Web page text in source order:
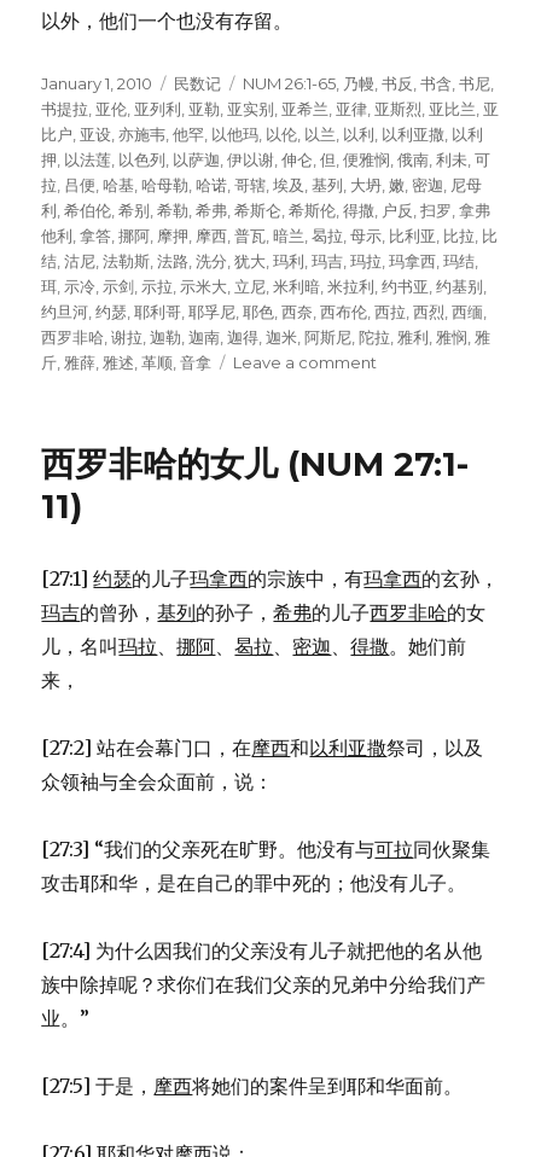
以外，他们一个也没有存留。
Posted
on
January 1, 2010 Categories
民数记 Tags
NUM 26:1-65 乃幔 ,书反 ,书含 ,书尼
书提拉 亚伦 亚列利 亚勒 亚实别 亚希兰 亚律 亚斯烈 亚比兰 亚
比户 亚设 ,亦施韦 ,他罕 以他玛 以伦 以兰 以利 以利亚撒 以利
押 以法莲 以色列 以萨迦 ,伊以谢 ,伸仑 ,但 ,便雅悯 ,俄南 ,利未 ,可
拉 吕便 ,哈基 ,哈母勒 ,哈诺 ,哥辖 ,埃及 ,基列 大坍 ,嫩 密迦 尼母
利 ,希伯伦 ,希别 ,希勒 ,希弗 ,希斯仑 ,希斯伦 ,得撒 户反 ,扫罗 ,拿弗
他利 ,拿答 ,挪阿 摩押 摩西 ,普瓦 ,暗兰 ,曷拉 ,母示 比利亚 比拉 比
结 ,沽尼 ,法勒斯 ,法路 ,洗分 ,犹大 ,玛利 ,玛吉 ,玛拉 ,玛拿西 ,玛结
珥 示冷 示剑 示拉 示米大 立尼 ,米利暗 ,米拉利 ,约书亚 ,约基别
约旦河 ,约瑟 ,耶利哥 ,耶孚尼 ,耶色 ,西奈 ,西布伦 ,西拉 ,西烈 ,西缅
西罗非哈 ,谢拉 ,迦勒 ,迦南 ,迦得 ,迦米 ,阿斯尼 ,陀拉 雅利 雅悯 雅
斤 雅薛 雅述 ,革顺 ,音拿 Leave a comment
26:1-
65)
西罗非哈的女儿 (NUM 27:1-
11)
[27:1]约瑟的儿子玛拿西的宗族中，有玛拿西的玄孙，
玛吉的曾孙，基列的孙子，希弗的儿子西罗非哈的女
儿，名叫玛拉、挪阿、曷拉、 密迦、得撒。她们前
来，
[27:2] 站在会幕门口，在摩西和以利亚撒祭司，以及
众领袖与全会众面前，说：
[27:3] “我们的父亲死在旷野。他没有与可拉同伙聚集
攻击耶和华，是在自己的罪中死的；他没有儿子。
[27:4] 为什么因我们的父亲没有儿子就把他的名从他
族中除掉呢？求你们在我们父亲的兄弟中分给我们产
业。”
[27:5] 于是， 摩西将她们的案件呈到耶和华面前。